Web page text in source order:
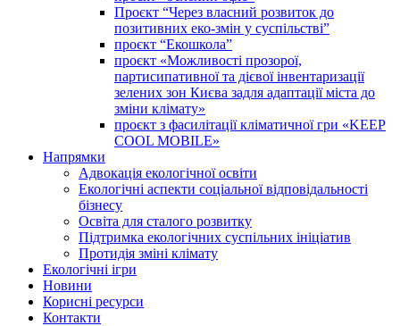
Проєкт “Через власний розвиток до
позитивних еко-змін у суспільстві”
проєкт “Екошкола”
проєкт «Можливості прозорої,
партисипативної та дієвої інвентаризації
зелених зон Києва задля адаптації міста до
зміни клімату»
проєкт з фасилітації кліматичної гри «KEEP
COOL MOBILE»
Напрямки
Адвокація екологічної освіти
Екологічні аспекти соціальної відповідальності
бізнесу
Освіта для сталого розвитку
Підтримка екологічних суспільних ініціатив
Протидія зміні клімату
Екологічні ігри
Новини
Корисні ресурси
Контакти